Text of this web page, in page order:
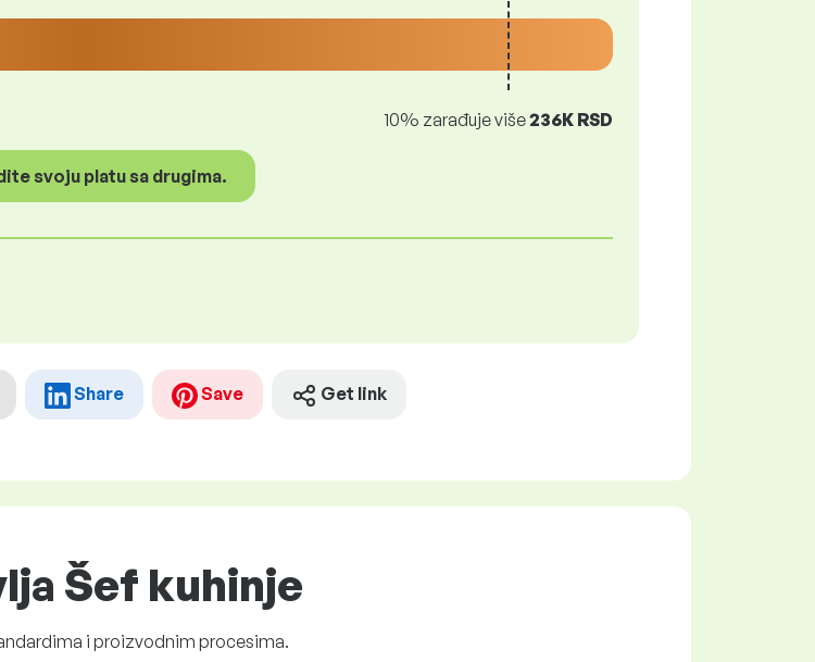
10% zarađuje više236K RSD
svoju platu sa drugima.
Share Save Get link
Šef kuhinje
i proizvodnim procesima.